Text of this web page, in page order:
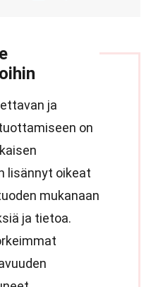
ja
on
lisännyt oikeat
mukanaan
ja tietoa.